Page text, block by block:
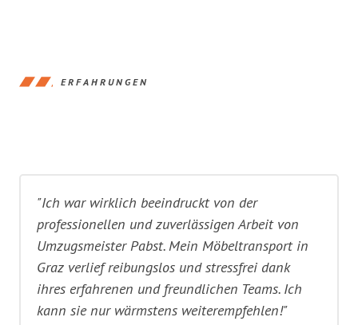
ERFAHRUNGEN
"Ich war wirklich beeindruckt von der
professionellen und zuverlässigen Arbeit von
Umzugsmeister Pabst. Mein Möbeltransport in
Graz verlief reibungslos und stressfrei dank
ihres erfahrenen und freundlichen Teams. Ich
kann sie nur wärmstens weiterempfehlen!"